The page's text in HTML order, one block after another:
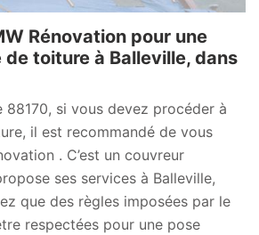
Rénovation pour une
toiture à Balleville, dans
88170, si vous devez procéder à
il est recommandé de vous
. C’est un couvreur
ses services à Balleville,
que des règles imposées par le
respectées pour une pose